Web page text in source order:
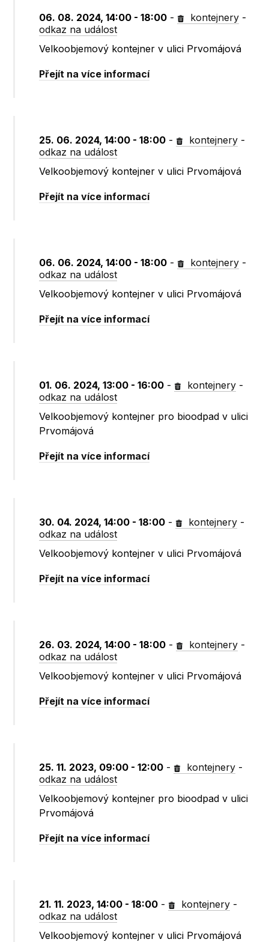
06. 08. 2024, 14:00 - 18:00 - kontejnery -
odkaz na událost
Velkoobjemový kontejner v ulici Prvomájová
Přejít na více informací
25. 06. 2024, 14:00 - 18:00 - kontejnery -
odkaz na událost
Velkoobjemový kontejner v ulici Prvomájová
Přejít na více informací
06. 06. 2024, 14:00 - 18:00 - kontejnery -
odkaz na událost
Velkoobjemový kontejner v ulici Prvomájová
Přejít na více informací
01. 06. 2024, 13:00 - 16:00 - kontejnery -
odkaz na událost
Velkoobjemový kontejner pro bioodpad v ulici
Prvomájová
Přejít na více informací
30. 04. 2024, 14:00 - 18:00 - kontejnery -
odkaz na událost
Velkoobjemový kontejner v ulici Prvomájová
Přejít na více informací
26. 03. 2024, 14:00 - 18:00 - kontejnery -
odkaz na událost
Velkoobjemový kontejner v ulici Prvomájová
Přejít na více informací
25. 11. 2023, 09:00 - 12:00 - kontejnery -
odkaz na událost
Velkoobjemový kontejner pro bioodpad v ulici
Prvomájová
Přejít na více informací
21. 11. 2023, 14:00 - 18:00 - kontejnery -
odkaz na událost
Velkoobjemový kontejner v ulici Prvomájová